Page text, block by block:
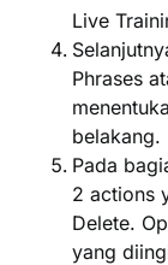
Live
Phrases
belakang.
Pada
2 actions
Delete.
yang